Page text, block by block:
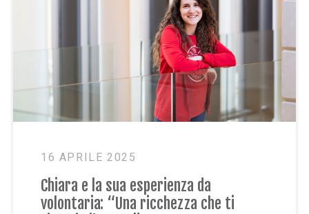
24 GENNAIO 2024
Elena e il primo anno da volontaria:
racconto cos’è l’effetto Paideia”